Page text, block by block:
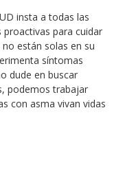
insta a todas las
para cuidar
están solas en su
síntomas
dude en buscar
podemos trabajar
con asma vivan vidas